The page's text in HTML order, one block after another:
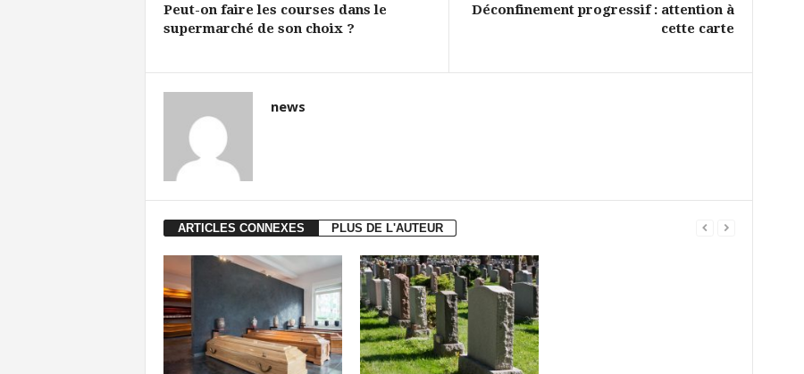
Peut-on faire les courses dans le
supermarché de son choix ?
Déconfinement progressif : attention à
cette carte
news
ARTICLES CONNEXES PLUS DE L'AUTEUR